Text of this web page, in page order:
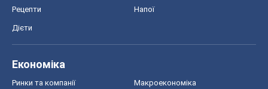
Рецепти Напої
Дієти
Економіка
Ринки та компанії Макроекономіка